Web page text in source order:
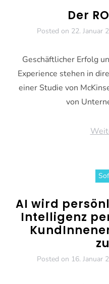
Der
Posted on 22. Januar
Geschäftlicher Erfolg
Experience stehen in
einer Studie von
von
AI wird
Intelligenz
Posted on 16. Januar